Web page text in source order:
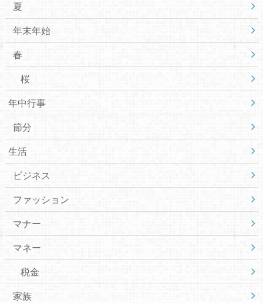
夏
年末年始
春
桜
年中行事
節分
生活
ビジネス
ファッション
マナー
マネー
税金
家族